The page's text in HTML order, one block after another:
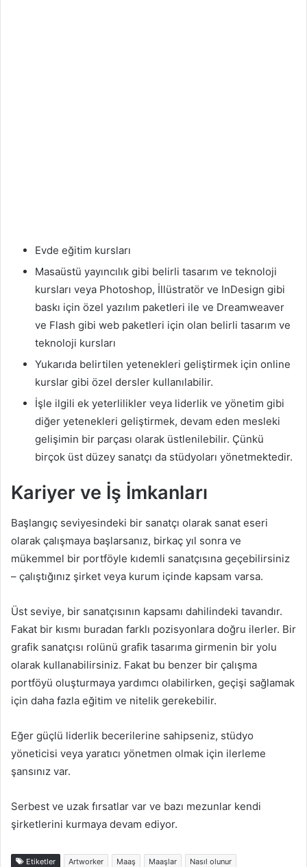
Evde eğitim kursları
Masaüstü yayıncılık gibi belirli tasarım ve teknoloji
kursları veya Photoshop, İllüstratör ve InDesign gibi
baskı için özel yazılım paketleri ile ve Dreamweaver
ve Flash gibi web paketleri için olan belirli tasarım ve
teknoloji kursları
Yukarıda belirtilen yetenekleri geliştirmek için online
kurslar gibi özel dersler kullanılabilir.
İşle ilgili ek yeterlilikler veya liderlik ve yönetim gibi
diğer yetenekleri geliştirmek, devam eden mesleki
gelişimin bir parçası olarak üstlenilebilir. Çünkü
birçok üst düzey sanatçı da stüdyoları yönetmektedir.
Kariyer ve İş İmkanları
Başlangıç seviyesindeki bir sanatçı olarak sanat eseri
olarak çalışmaya başlarsanız, birkaç yıl sonra ve
mükemmel bir portföyle kıdemli sanatçısına geçebilirsiniz
– çalıştığınız şirket veya kurum içinde kapsam varsa.
Üst seviye, bir sanatçısının kapsamı dahilindeki tavandır.
Fakat bir kısmı buradan farklı pozisyonlara doğru ilerler. Bir
grafik sanatçısı rolünü grafik tasarıma girmenin bir yolu
olarak kullanabilirsiniz. Fakat bu benzer bir çalışma
portföyü oluşturmaya yardımcı olabilirken, geçişi sağlamak
için daha fazla eğitim ve nitelik gerekebilir.
Eğer güçlü liderlik becerilerine sahipseniz, stüdyo
yöneticisi veya yaratıcı yönetmen olmak için ilerleme
şansınız var.
Serbest ve uzak fırsatlar var ve bazı mezunlar kendi
şirketlerini kurmaya devam ediyor.
Etiketler Artworker Maaş Maaşlar
Nasıl olunur